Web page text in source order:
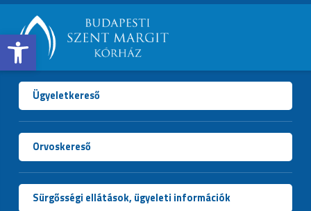
Open toolbar
BUDAPESTI
SZENT
MARGIT
KÓRHÁZ
Ügyeletkereső
Orvoskereső
Sürgősségi ellátások, ügyeleti információk